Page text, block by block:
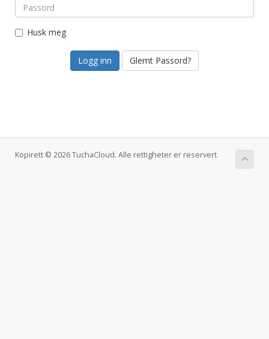
Husk meg
Glemt Passord?
Kopirett © 2026 TuchaCloud. Alle rettigheter er reservert.